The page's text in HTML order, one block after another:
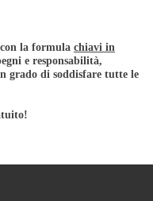
la formula chiavi in
e responsabilità,
grado di soddisfare tutte le